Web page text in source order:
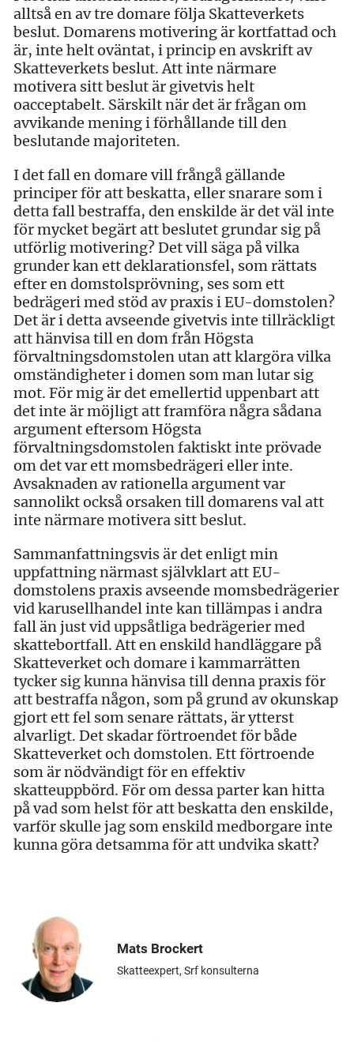
alltså en av tre domare följa Skatteverkets
beslut. Domarens motivering är kortfattad och
är, inte helt oväntat, i princip en avskrift av
Skatteverkets beslut. Att inte närmare
motivera sitt beslut är givetvis helt
oacceptabelt. Särskilt när det är frågan om
avvikande mening i förhållande till den
beslutande majoriteten.
I det fall en domare vill frångå gällande
principer för att beskatta, eller snarare som i
detta fall bestraffa, den enskilde är det väl inte
för mycket begärt att beslutet grundar sig på
utförlig motivering? Det vill säga på vilka
grunder kan ett deklarationsfel, som rättats
efter en domstolsprövning, ses som ett
bedrägeri med stöd av praxis i EU-domstolen?
Det är i detta avseende givetvis inte tillräckligt
att hänvisa till en dom från Högsta
förvaltningsdomstolen utan att klargöra vilka
omständigheter i domen som man lutar sig
mot. För mig är det emellertid uppenbart att
det inte är möjligt att framföra några sådana
argument eftersom Högsta
förvaltningsdomstolen faktiskt inte prövade
om det var ett momsbedrägeri eller inte.
Avsaknaden av rationella argument var
sannolikt också orsaken till domarens val att
inte närmare motivera sitt beslut.
Sammanfattningsvis är det enligt min
uppfattning närmast självklart att EU-
domstolens praxis avseende momsbedrägerier
vid karusellhandel inte kan tillämpas i andra
fall än just vid uppsåtliga bedrägerier med
skattebortfall. Att en enskild handläggare på
Skatteverket och domare i kammarrätten
tycker sig kunna hänvisa till denna praxis för
att bestraffa någon, som på grund av okunskap
gjort ett fel som senare rättats, är ytterst
alvarligt. Det skadar förtroendet för både
Skatteverket och domstolen. Ett förtroende
som är nödvändigt för en effektiv
skatteuppbörd. För om dessa parter kan hitta
på vad som helst för att beskatta den enskilde,
varför skulle jag som enskild medborgare inte
kunna göra detsamma för att undvika skatt?
Mats Brockert
Skatteexpert, Srf konsulterna